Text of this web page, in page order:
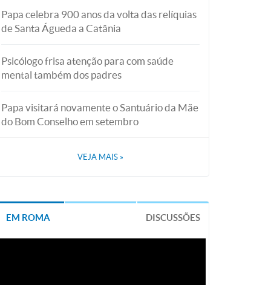
Papa celebra 900 anos da volta das relíquias
de Santa Águeda a Catânia
Psicólogo frisa atenção para com saúde
mental também dos padres
Papa visitará novamente o Santuário da Mãe
do Bom Conselho em setembro
VEJA MAIS »
EM ROMA DISCUSSÕES